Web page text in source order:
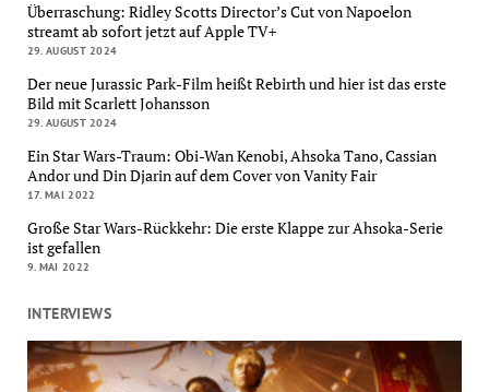
Überraschung: Ridley Scotts Director’s Cut von Napoelon
streamt ab sofort jetzt auf Apple TV+
29. AUGUST 2024
Der neue Jurassic Park-Film heißt Rebirth und hier ist das erste
Bild mit Scarlett Johansson
29. AUGUST 2024
Ein Star Wars-Traum: Obi-Wan Kenobi, Ahsoka Tano, Cassian
Andor und Din Djarin auf dem Cover von Vanity Fair
17. MAI 2022
Große Star Wars-Rückkehr: Die erste Klappe zur Ahsoka-Serie
ist gefallen
9. MAI 2022
INTERVIEWS